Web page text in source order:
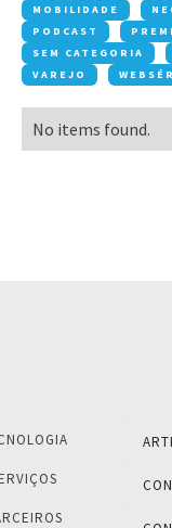
MOBILIDADE
PODCAST
SEM CATEGORIA
VAREJO
No items found.